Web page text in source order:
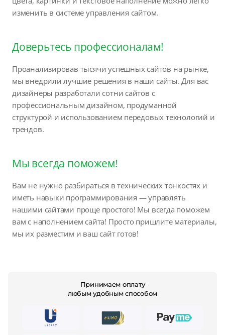
изменить в системе управления сайтом.
Доверьтесь профессионалам!
Проанализировав тысячи успешных сайтов на рынке,
мы внедрили лучшие решения в наши сайты. Для вас
дизайнеры разработали сотни сайтов с
профессиональным дизайном, продуманной
структурой и использованием передовых технологий и
трендов.
Мы всегда поможем!
Вам не нужно разбираться в технических тонкостях и
иметь навыки программирования — управлять
нашими сайтами проще простого! Мы всегда поможем
вам с наполнением сайта! Просто пришлите материалы,
мы их разместим и ваш сайт готов!
Принимаем оплату
любым удобным способом